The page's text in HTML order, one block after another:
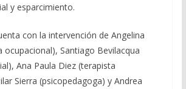
y esparcimiento.
con la intervención de Angelina
ocupacional), Santiago Bevilacqua
Ana Paula Diez (terapista
Sierra (psicopedagoga) y Andrea